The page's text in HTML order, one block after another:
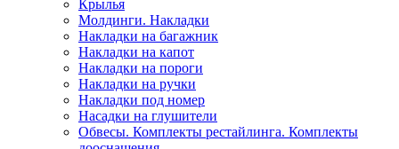
Крылья
Молдинги. Накладки
Накладки на багажник
Накладки на капот
Накладки на пороги
Накладки на ручки
Накладки под номер
Насадки на глушители
Обвесы. Комплекты рестайлинга. Комплекты